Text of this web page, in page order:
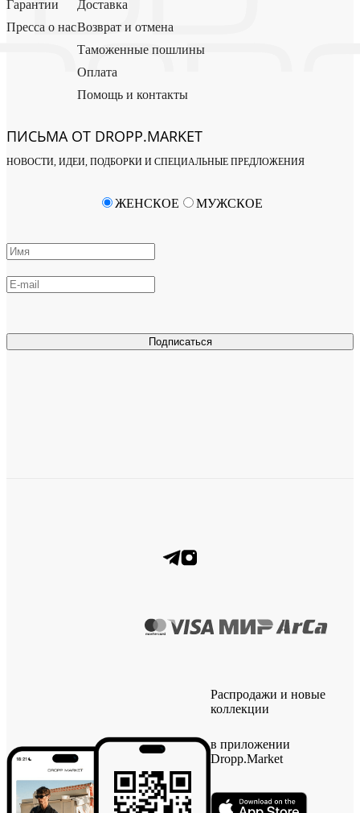
Гарантии
Пресса о нас
Доставка
Возврат и отмена
Таможенные пошлины
Оплата
Помощь и контакты
ПИСЬМА ОТ DROPP.MARKET
НОВОСТИ, ИДЕИ, ПОДБОРКИ И СПЕЦИАЛЬНЫЕ ПРЕДЛОЖЕНИЯ
Подписаться
ЖЕНСКОЕ МУЖСКОЕ
Распродажи и новые
коллекции
в приложении
Dropp.Market